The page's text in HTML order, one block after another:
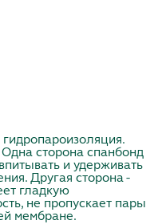
сторона спанбонд
и удерживать
Другая сторона -
гладкую
не пропускает пары
мембране.